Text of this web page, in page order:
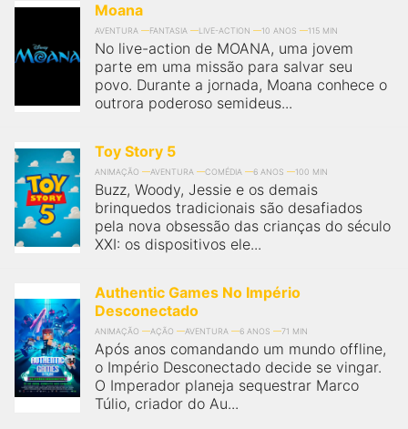
Moana
AVENTURA FANTASIA LIVE-ACTION 10 ANOS 115 MIN
No live-action de MOANA, uma jovem
parte em uma missão para salvar seu
povo. Durante a jornada, Moana conhece o
outrora poderoso semideus...
Toy Story 5
ANIMAÇÃO AVENTURA COMÉDIA 6 ANOS 100 MIN
Buzz, Woody, Jessie e os demais
brinquedos tradicionais são desafiados
pela nova obsessão das crianças do século
XXI: os dispositivos ele...
Authentic Games No Império
Desconectado
ANIMAÇÃO AÇÃO AVENTURA 6 ANOS 71 MIN
Após anos comandando um mundo offline,
o Império Desconectado decide se vingar.
O Imperador planeja sequestrar Marco
Túlio, criador do Au...